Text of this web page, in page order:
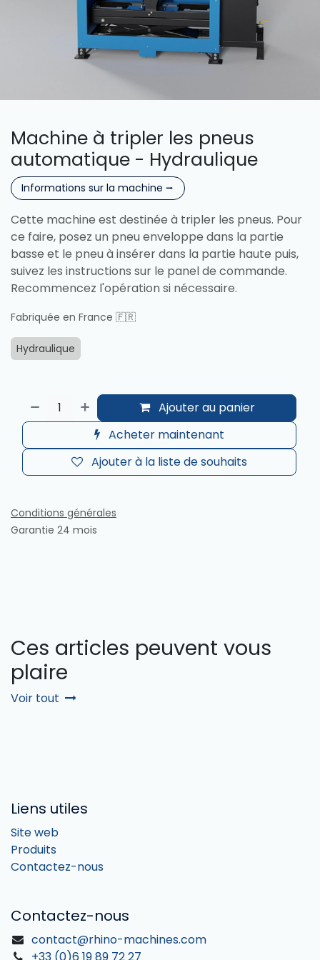
Machine à tripler les pneus
automatique - Hydraulique
Informations sur la machine ⭢
Cette machine est destinée à tripler les pneus. Pour
ce faire, posez un pneu enveloppe dans la partie
basse et le pneu à insérer dans la partie haute puis,
suivez les instructions sur le panel de commande.
Recommencez l'opération si nécessaire.
Fabriquée en France 🇫🇷
Hydraulique
Ajouter au panier
Acheter maintenant
Ajouter à la liste de souhaits
Conditions générales
Garantie 24 mois
Ces articles peuvent vous
plaire
Voir tout
Liens utiles
Site web
Produits
Contactez-nous
Contactez-nous
contact@rhino-machines.com